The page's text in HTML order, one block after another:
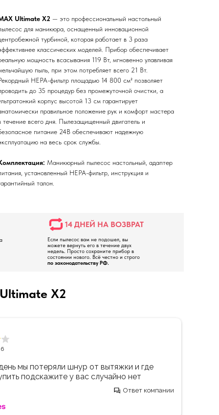
Ultimate X2 — это профессиональный настольный
для маникюра, оснащенный инновационной
турбиной, которая работает в 3 раза
классических моделей. Прибор обеспечивает
мощность всасывания 119 Вт, мгновенно улавливая
пыль, при этом потребляет всего 21 Вт.
HEPA-фильтр площадью 14 800 см² позволяет
до 35 процедур без промежуточной очистки, а
корпус высотой 13 см гарантирует
правильное положение рук и комфорт мастера
течение всего дня. Пылезащищенный двигатель и
питание 24В обеспечивают надежную
на весь срок службы.
Маникюрный пылесос настольный, адаптер
установленный HEPA-фильтр, инструкция и
талон.
14 ДНЕЙ НА ВОЗВРАТ
Если пылесос вам не подошел, вы
можете вернуть его в течение двух
недель. Просто сохраните прибор в
состоянии нового. Всё честно и строго
по законодательству РФ.
X2
не могла выбрать вытяжку для работы,